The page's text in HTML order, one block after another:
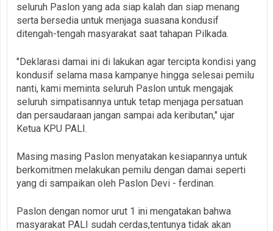
seluruh Paslon yang ada siap kalah dan siap menang
serta bersedia untuk menjaga suasana kondusif
ditengah-tengah masyarakat saat tahapan Pilkada.
"Deklarasi damai ini di lakukan agar tercipta kondisi yang
kondusif selama masa kampanye hingga selesai pemilu
nanti, kami meminta seluruh Paslon untuk mengajak
seluruh simpatisannya untuk tetap menjaga persatuan
dan persaudaraan jangan sampai ada keributan," ujar
Ketua KPU PALI.
Masing masing Paslon menyatakan kesiapannya untuk
berkomitmen melakukan pemilu dengan damai seperti
yang di sampaikan oleh Paslon Devi - ferdinan.
Paslon dengan nomor urut 1 ini mengatakan bahwa
masyarakat PALI sudah cerdas,tentunya tidak akan